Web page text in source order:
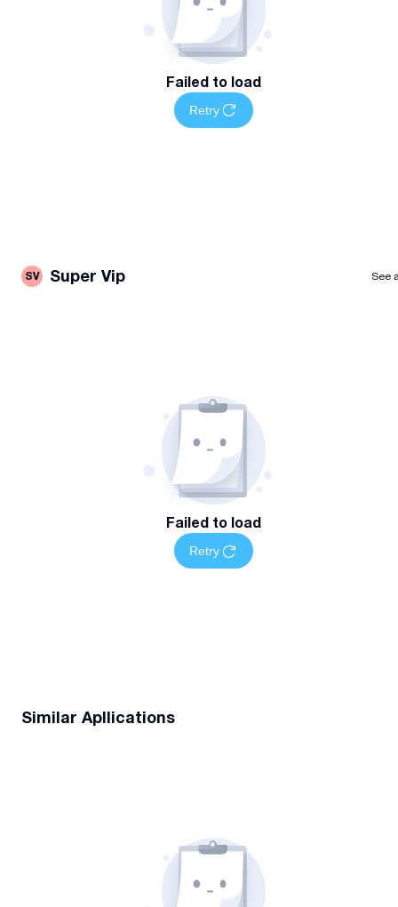
დაგეგმეთ თქვენი იურიდიული და ფინანსური სამუშაოები
მარტივად — დაგვიკავშირდით მითითებულ ნომერზე
სრული ინფორმაციისთვის
Failed to load
Retry
SV Super Vip See
Failed to load
Retry
Similar Apllications